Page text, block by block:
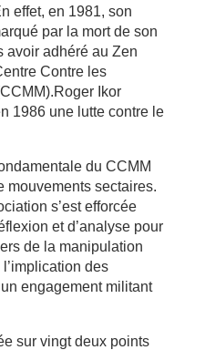
effet, en 1981, son
par la mort de son
avoir adhéré au Zen
Contre les
Ikor
1986 une lutte contre le
du CCMM
mouvements sectaires.
s’est efforcée
et d’analyse pour
de la manipulation
des
engagement militant
sur vingt deux points